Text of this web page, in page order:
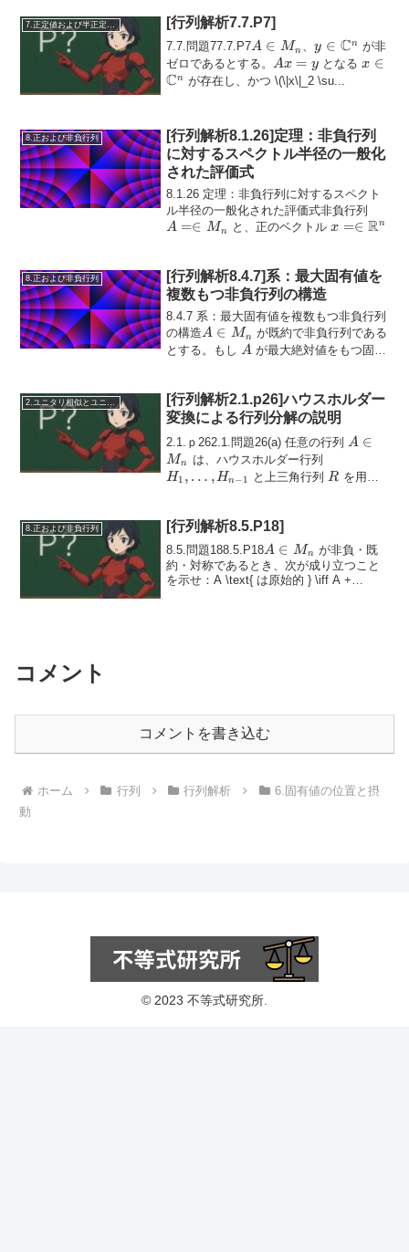
7.正定値および半正定値行列 [行列解析7.7.P7]
7.7.問題77.7.P7A
\in
M_n
A ∈ Mn 、y \in
y ∈ Cn が非
ゼロであるとする。Ax
=
Ax = y となるx \in
x ∈
Cn が存在し、かつ\(\|x\|_2 \su...
8.正および非負行列
[行列解析8.1.26]定理：非負行列
に対するスペクトル半径の一般化
された評価式
8.1.26 定理：非負行列に対するスペクト
ル半径の一般化された評価式非負行列
\in
A =∈ Mn と、正のベクトルx = \in
x =∈ Rn
8.正および非負行列
[行列解析8.4.7]系：最大固有値を
複数もつ非負行列の構造
8.4.7 系：最大固有値を複数もつ非負行列
の構造A
\in
A ∈ Mn が既約で非負行列である
とする。もしA
A が最大絶対値をもつ固有
1
[行列解析2.1.p26]ハウスホルダー
変換による行列分解の説明
2.1.ｐ262.1.問題26(a) 任意の行列 A
M_n
A ∈
Mn は、ハウスホルダー行列
\ldots,
H1 , … , Hn−1 と上三角行列 R
R を用い
8.正および非負行列 [行列解析8.5.P18]
8.5.問題188.5.P18A
\in
M_n
A ∈ Mn が非負・既
約・対称であるとき、次が成り立つこと
を示せ：A \text{ は原始的 } \iff A +
コメント
コメントを書き込む
ホーム 行列 行列解析
6.固有値の位置と摂
動
© 2023 不等式研究所.